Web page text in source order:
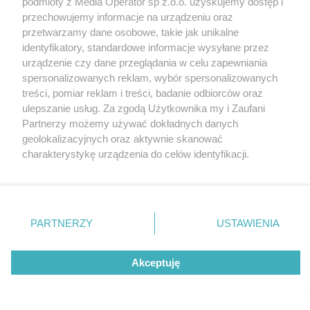
Tarnowskie Góry
Ruda Śląska
Świętochłowice
Tychy
Bytom
Katowice
Gliwice
Zabrze
Zagłębie
Newsletter
Reklama
przechowujemy informacje na urządzeniu oraz
przetwarzamy dane osobowe, takie jak unikalne
identyfikatory, standardowe informacje wysyłane przez
urządzenie czy dane przeglądania w celu zapewniania
spersonalizowanych reklam, wybór spersonalizowanych
treści, pomiar reklam i treści, badanie odbiorców oraz
ulepszanie usług. Za zgodą Użytkownika my i Zaufani
Partnerzy możemy używać dokładnych danych
geolokalizacyjnych oraz aktywnie skanować
charakterystykę urządzenia do celów identyfikacji.
zmienić/wycofać klikając przycisk ustawień prywatności
znajdujący się w lewym dolnym rogu strony
rodzaje przetwarzania danych nie wymagają zgody
użytkownika, ale masz prawo sprzeciwić się takiemu
przetwarzaniu. Preferencje będą miały zastosowania tylko
PARTNERZY USTAWIENIA
Akceptuję